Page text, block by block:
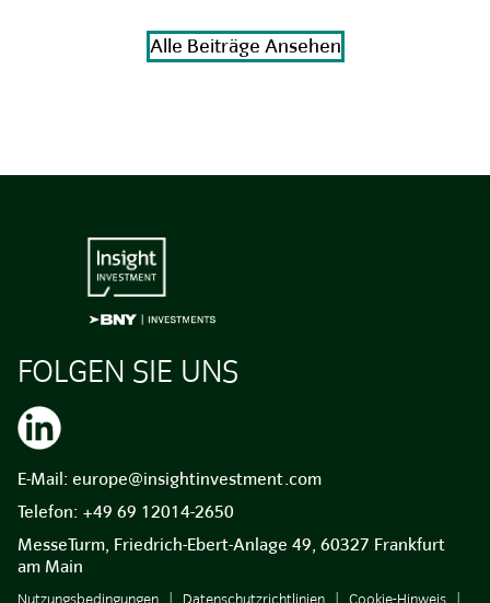
Alle Beiträge Ansehen
FOLGEN SIE UNS
E-Mail: europe@insightinvestment.com
Telefon: +49 69 12014-2650
MesseTurm, Friedrich-Ebert-Anlage 49, 60327 Frankfurt
am Main